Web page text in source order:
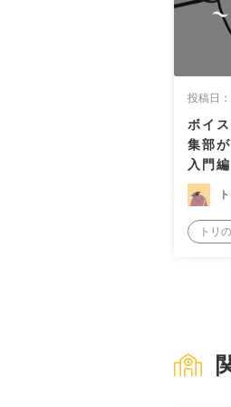
投稿日
ボイ
集部
入門
トリ